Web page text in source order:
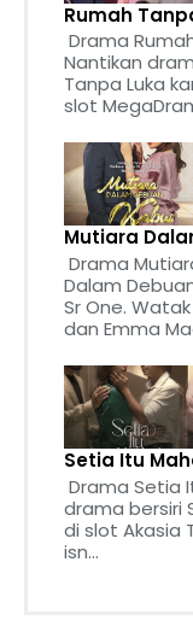
Rumah
Drama
Nantikan
Tanpa Luka
slot
Mutiara
Drama
Dalam
Sr One.
dan Emma
Setia Itu
Drama Setia
drama bersiri
di slot Akasia
isn...